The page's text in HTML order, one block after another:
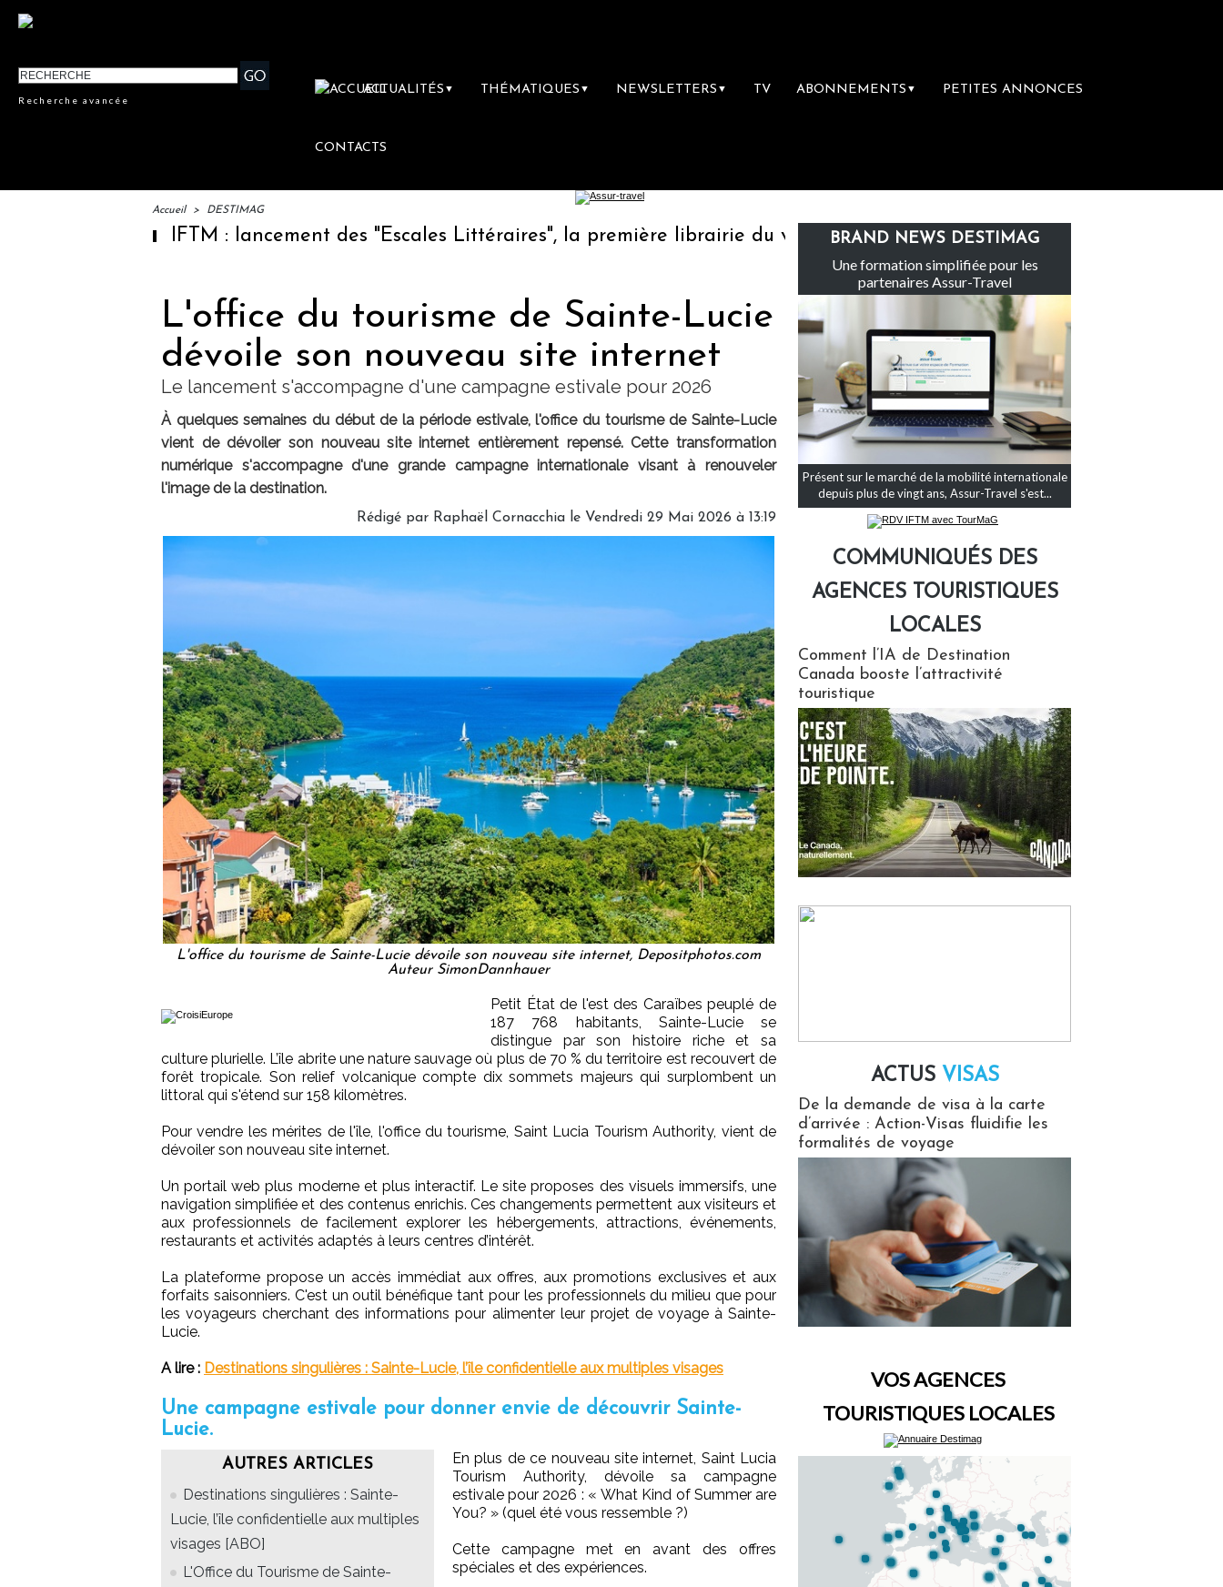
Recherche avancée
ACTUALITÉS ▼ THÉMATIQUES ▼ NEWSLETTERS ▼ TV ABONNEMENTS ▼ PETITES ANNONCES
CONTACTS
Accueil > DESTIMAG
IFTM : lancement des "Escales Littéraires", la première librairie du voyage Le groupe Sainte-Claire rachète Eden
L'office du tourisme de Sainte-Lucie
dévoile son nouveau site internet
Le lancement s'accompagne d'une campagne estivale pour 2026
À quelques semaines du début de la période estivale, l'office du tourisme de Sainte-Lucie
vient de dévoiler son nouveau site internet entièrement repensé. Cette transformation
numérique s'accompagne d'une grande campagne internationale visant à renouveler
l'image de la destination.
Rédigé par Raphaël Cornacchia le Vendredi 29 Mai 2026 à 13:19
L'office du tourisme de Sainte-Lucie dévoile son nouveau site internet, Depositphotos.com
Auteur SimonDannhauer
Petit État de l'est des Caraïbes peuplé de
187 768 habitants, Sainte-Lucie se
distingue par son histoire riche et sa
culture plurielle. L’île abrite une nature sauvage où plus de 70 % du territoire est recouvert de
forêt tropicale. Son relief volcanique compte dix sommets majeurs qui surplombent un
littoral qui s'étend sur 158 kilomètres.
Pour vendre les mérites de l'île, l'office du tourisme, Saint Lucia Tourism Authority, vient de
dévoiler son nouveau site internet.
Un portail web plus moderne et plus interactif. Le site proposes des visuels immersifs, une
navigation simplifiée et des contenus enrichis. Ces changements permettent aux visiteurs et
aux professionnels de facilement explorer les hébergements, attractions, événements,
restaurants et activités adaptés à leurs centres d’intérêt.
La plateforme propose un accès immédiat aux offres, aux promotions exclusives et aux
forfaits saisonniers. C'est un outil bénéfique tant pour les professionnels du milieu que pour
les voyageurs cherchant des informations pour alimenter leur projet de voyage à Sainte-
Lucie.
A lire : Destinations singulières : Sainte-Lucie, l’île confidentielle aux multiples visages
Une campagne estivale pour donner envie de découvrir Sainte-
Lucie.
AUTRES ARTICLES
Destinations singulières : Sainte-
Lucie, l’île confidentielle aux multiples
visages [ABO]
L'Office du Tourisme de Sainte-
En plus de ce nouveau site internet, Saint Lucia
Tourism Authority, dévoile sa campagne
estivale pour 2026 : « What Kind of Summer are
You? » (quel été vous ressemble ?)
Cette campagne met en avant des offres
spéciales et des expériences.
BRAND NEWS DESTIMAG
Une formation simplifiée pour les
partenaires Assur-Travel
Présent sur le marché de la mobilité internationale
depuis plus de vingt ans, Assur-Travel s'est...
COMMUNIQUÉS DES
AGENCES TOURISTIQUES
LOCALES
Comment l’IA de Destination
Canada booste l’attractivité
touristique
ACTUS VISAS
De la demande de visa à la carte
d’arrivée : Action-Visas fluidifie les
formalités de voyage
VOS AGENCES
TOURISTIQUES LOCALES